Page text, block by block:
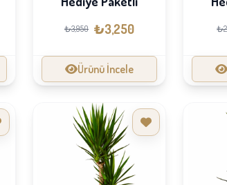
₺3,950 ₺3,250
Ürünü İncele